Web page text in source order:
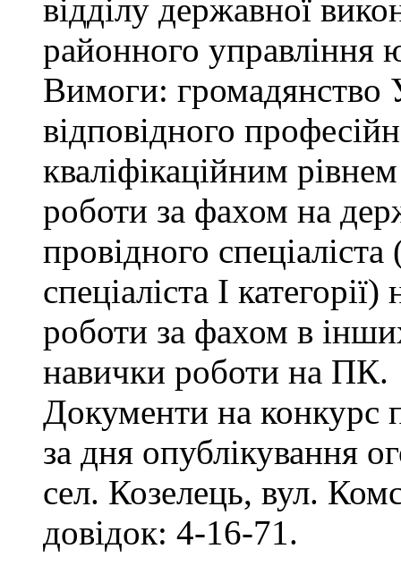
відділу державної
районного управління
Вимоги: громадянство
відповідного
кваліфікаційним
роботи за фахом на
провідного спеціаліста
спеціаліста І
роботи за фахом в
навички роботи на ПК.
Документи на конкурс
за дня опублікування
сел. Козелець, вул.
довідок: 4-16-71.